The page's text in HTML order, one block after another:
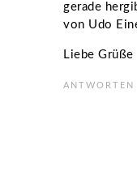
gerade
von Udo
Liebe Grüße
ANTWORTEN